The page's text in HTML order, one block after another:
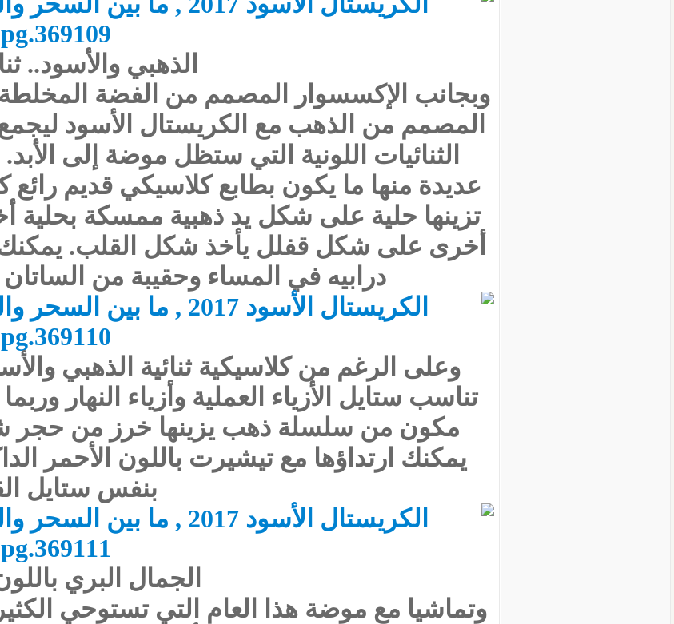
الذهبي والأسود..
وبجانب الإكسسوار المصمم من الفضة المخلطة
المصمم من الذهب مع الكريستال الأسود
الثنائيات اللونية التي ستظل موضة إلى
عديدة منها ما يكون بطابع كلاسيكي قديم
تزينها حلية على شكل يد ذهبية ممسكة بحلية
أخرى على شكل قفلل يأخذ شكل القلب. يمكنك
درابيه في المساء وحقيبة من
وعلى الرغم من كلاسيكية ثنائية الذهبي
تناسب ستايل الأزياء العملية وأزياء النهار
مكون من سلسلة ذهب يزينها خرز من حجر
يمكنك ارتداؤها مع تيشيرت باللون الأحمر
بنفس ستايل
الجمال البري
وتماشيا مع موضة هذا العام التي تستوحي